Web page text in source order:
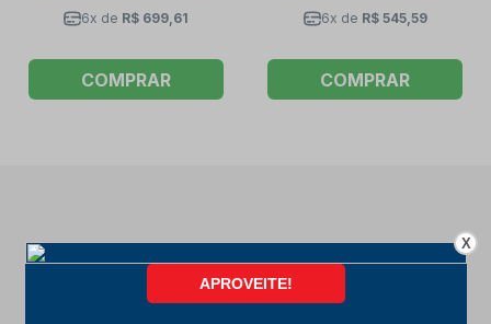
6x de R$ 699,61
COMPRAR
6x de R$ 545,59
COMPRAR
X